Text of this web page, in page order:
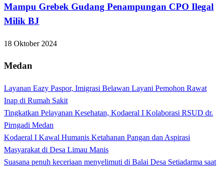
Mampu Grebek Gudang Penampungan CPO Ilegal
Milik BJ
18 Oktober 2024
Medan
Layanan Eazy Paspor, Imigrasi Belawan Layani Pemohon Rawat
Inap di Rumah Sakit
Tingkatkan Pelayanan Kesehatan, Kodaeral I Kolaborasi RSUD dr.
Pirngadi Medan‎
Kodaeral I Kawal Humanis Ketahanan Pangan dan Aspirasi
Masyarakat di Desa Limau Manis
Suasana penuh keceriaan menyelimuti di Balai Desa Setiadarma saat